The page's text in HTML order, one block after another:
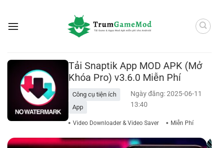
nội
Tải Snaptik App MOD APK (Mở
Khóa Pro) v3.6.0 Miễn Phí
Công cụ tiện ích
App
Ngày đăng: 2025-06-11
13:40
Video Downloader & Video Saver Miễn Phí